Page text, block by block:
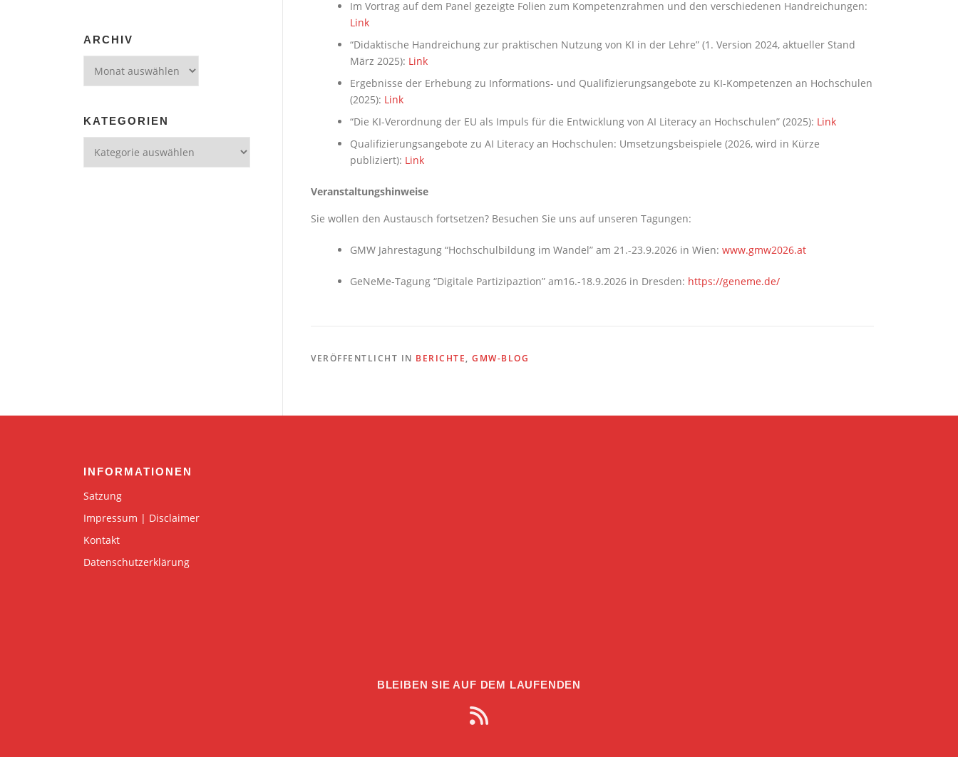
Im Vortrag auf dem Panel gezeigte Folien zum Kompetenzrahmen und den verschiedenen Handreichungen:
Link
“Didaktische Handreichung zur praktischen Nutzung von KI in der Lehre” (1. Version 2024, aktueller Stand
März 2025): Link
Ergebnisse der Erhebung zu Informations- und Qualifizierungsangebote zu KI-Kompetenzen an Hochschulen
(2025): Link
“Die KI-Verordnung der EU als Impuls für die Entwicklung von AI Literacy an Hochschulen” (2025): Link
Qualifizierungsangebote zu AI Literacy an Hochschulen: Umsetzungsbeispiele (2026, wird in Kürze
publiziert): Link
Veranstaltungshinweise
Sie wollen den Austausch fortsetzen? Besuchen Sie uns auf unseren Tagungen:
GMW Jahrestagung “Hochschulbildung im Wandel” am 21.-23.9.2026 in Wien: www.gmw2026.at
GeNeMe-Tagung “Digitale Partizipaztion” am16.-18.9.2026 in Dresden: https://geneme.de/
VERÖFFENTLICHT IN BERICHTE, GMW-BLOG
ARCHIV
KATEGORIEN
INFORMATIONEN
Satzung
Impressum | Disclaimer
Kontakt
Datenschutzerklärung
BLEIBEN SIE AUF DEM LAUFENDEN